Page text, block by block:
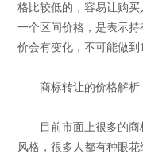
格比较低的，容易让购
一个区间价格，是表示
价会有变化，不可能做到
商标转让的价格解析
目前市面上很多的商
风格，很多人都有种眼